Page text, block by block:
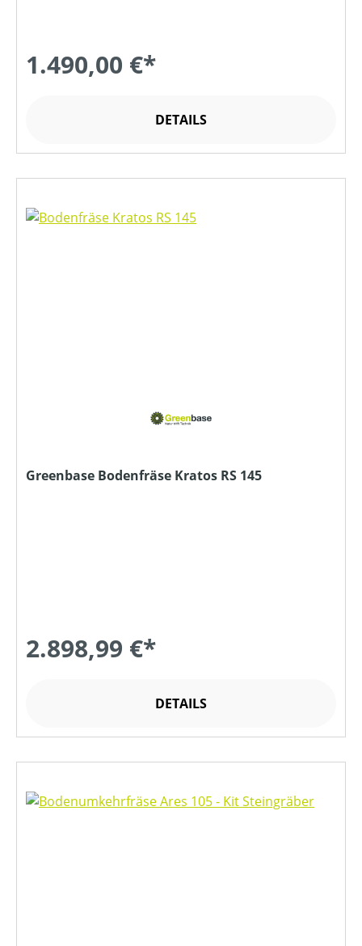
1.490,00 €*
DETAILS
Greenbase Bodenfräse Kratos RS 145
2.898,99 €*
DETAILS